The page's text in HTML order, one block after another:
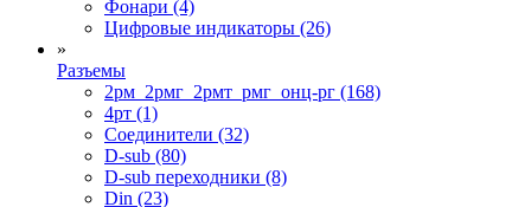
Фонари (4)
Цифровые индикаторы (26)
»
Разъемы
2рм_2рмг_2рмт_рмг_онц-рг (168)
4рт (1)
Cоединители (32)
D-sub (80)
D-sub переходники (8)
Din (23)